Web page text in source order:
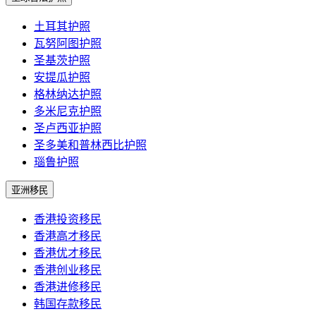
土耳其护照
瓦努阿图护照
圣基茨护照
安提瓜护照
格林纳达护照
多米尼克护照
圣卢西亚护照
圣多美和普林西比护照
瑙鲁护照
亚洲移民
香港投资移民
香港高才移民
香港优才移民
香港创业移民
香港进修移民
韩国存款移民